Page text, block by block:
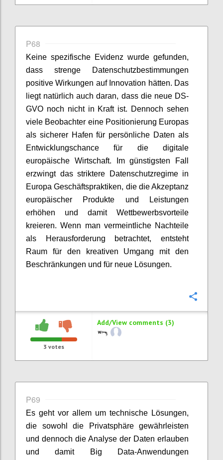
P68
Keine spezifische Evidenz wurde gefunden,
dass strenge Datenschutzbestimmungen
positive Wirkungen auf Innovation hätten. Das
liegt natürlich auch daran, dass die neue DS-
GVO noch nicht in Kraft ist. Dennoch sehen
viele Beobachter eine Positionierung Europas
als sicherer Hafen für persönliche Daten als
Entwicklungschance für die digitale
europäische Wirtschaft. Im günstigsten Fall
erzwingt das striktere Datenschutzregime in
Europa Geschäftspraktiken, die die Akzeptanz
europäischer Produkte und Leistungen
erhöhen und damit Wettbewerbsvorteile
kreieren. Wenn man vermeintliche Nachteile
als Herausforderung betrachtet, entsteht
Raum für den kreativen Umgang mit den
Beschränkungen und für neue Lösungen.
3 votes
Add/View comments (3)
P69
Es geht vor allem um technische Lösungen,
die sowohl die Privatsphäre gewährleisten
und dennoch die Analyse der Daten erlauben
und damit Big Data-Anwendungen